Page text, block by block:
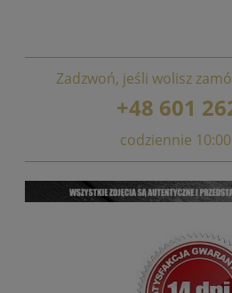
Zadzwoń, jeśli wolisz
+48 601
codziennie